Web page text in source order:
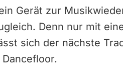
Gerät zur
Denn nur mit
sich der nächste